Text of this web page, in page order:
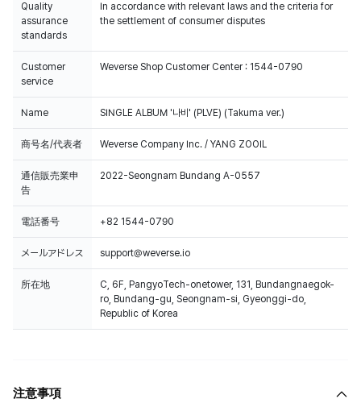
Weverse Shopでご購入いただいたCDの販売数データは、HANTEOチャート
とCircleチャートに反映されます。
Weverse Shopでの購入認証及びアンケート参加用のQRカードは、初回プレ
ス分にのみ封入されます。
Quality
assurance
standards
In accordance with relevant laws and the criteria for
the settlement of consumer disputes
Customer
service
Weverse Shop Customer Center : 1544-0790
Name SINGLE ALBUM '나비' (PLVE) (Takuma ver.)
商号名/代表者 Weverse Company Inc. / YANG ZOOIL
通信販売業申
告
2022-Seongnam Bundang A-0557
電話番号 +82 1544-0790
メールアドレス support@weverse.io
所在地
C, 6F, PangyoTech-onetower, 131, Bundangnaegok-
ro, Bundang-gu, Seongnam-si, Gyeonggi-do,
Republic of Korea
注意事項